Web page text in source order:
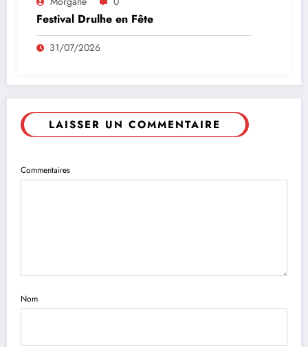
Festival Drulhe en Fête
31/07/2026
LAISSER UN COMMENTAIRE
Commentaires
Nom